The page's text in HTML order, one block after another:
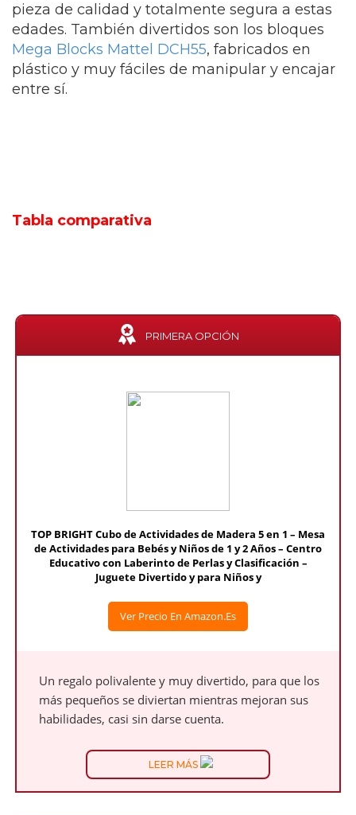
pieza de calidad y totalmente segura a estas
edades. También divertidos son los bloques
Mega Blocks Mattel DCH55, fabricados en
plástico y muy fáciles de manipular y encajar
entre sí.
Tabla comparativa
PRIMERA OPCIÓN
TOP BRIGHT Cubo de Actividades de Madera 5 en 1 – Mesa
de Actividades para Bebés y Niños de 1 y 2 Años – Centro
Educativo con Laberinto de Perlas y Clasificación –
Juguete Divertido y para Niños y
Ver Precio En Amazon.es
Un regalo polivalente y muy divertido, para que los
más pequeños se diviertan mientras mejoran sus
habilidades, casi sin darse cuenta.
LEER MÁS